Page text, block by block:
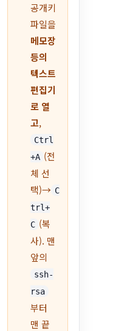
공개키
파일을
메모장
등의
텍스트
편집기
로 열
고,
Ctrl
+A (전
체 선
택)→ C
trl+
C (복
사). 맨
앞의
ssh-
rsa
부터
맨 끝